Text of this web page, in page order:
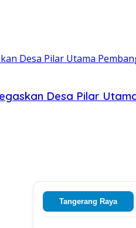
Desa Pilar
Tangerang Raya